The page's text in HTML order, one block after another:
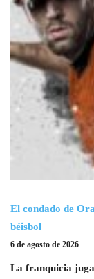
El condado de
béisbol
6 de agosto de 2026
La franquicia